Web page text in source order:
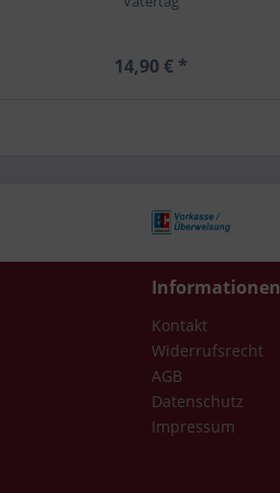
14,90 € *
Informationen
Kontakt
Widerrufsrecht
AGB
Datenschutz
Impressum